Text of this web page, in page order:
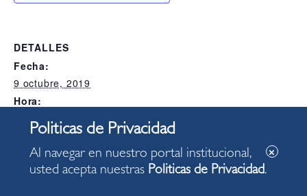
DETALLES
Fecha:
9 octubre, 2019
Hora:
17:00
Categoría del Evento:
Alcaldia
Al navegar en nuestro portal institucional,
usted acepta nuestras Politicas de Privacidad.